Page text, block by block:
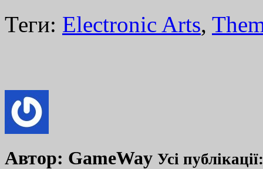
Теги: Electronic Arts,
Автор: GameWay Усі